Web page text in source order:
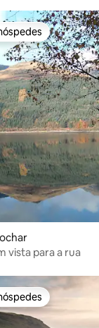
preferidos dos
vista para a rua
preferidos dos